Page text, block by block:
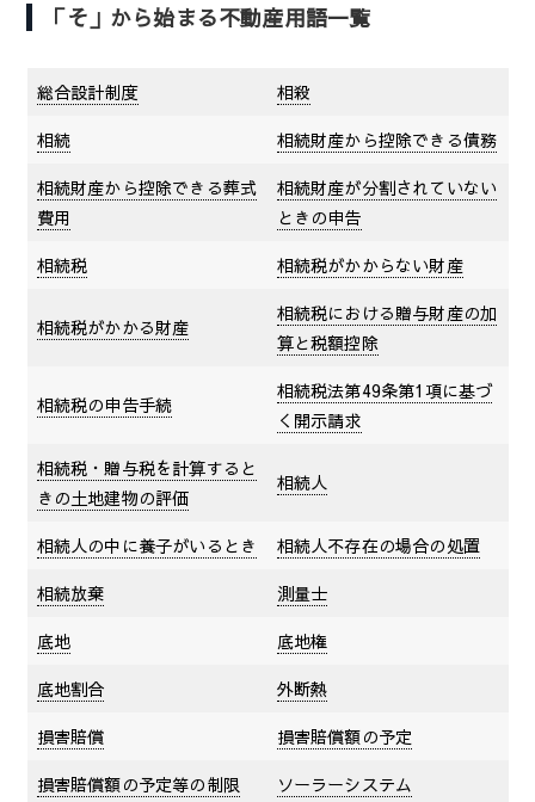
「そ」から始まる不動産用語一覧
総合設計制度
相殺
相続
相続財産から控除できる債務
相続財産から控除できる葬式
費用
相続財産が分割されていない
ときの申告
相続税
相続税がかからない財産
相続税がかかる財産
相続税における贈与財産の加
算と税額控除
相続税の申告手続
相続税法第49条第1項に基づ
く開示請求
相続税・贈与税を計算すると
きの土地建物の評価
相続人
相続人の中に養子がいるとき
相続人不存在の場合の処置
相続放棄
測量士
底地
底地権
底地割合
外断熱
損害賠償
損害賠償額の予定
損害賠償額の予定等の制限
ソーラーシステム